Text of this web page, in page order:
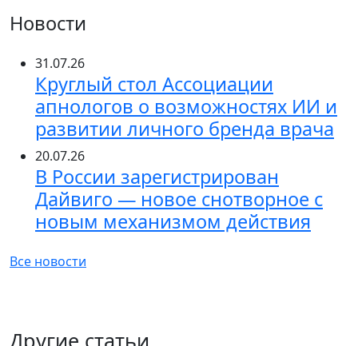
Новости
31.07.26
Круглый стол Ассоциации
апнологов о возможностях ИИ и
развитии личного бренда врача
20.07.26
В России зарегистрирован
Дайвиго — новое снотворное с
новым механизмом действия
Все новости
Другие статьи